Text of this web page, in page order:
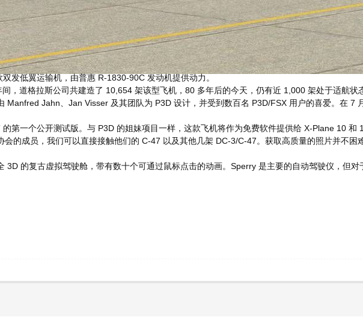
发低翼运输机，由普惠 R-1830-90C 发动机提供动力。
，道格拉斯公司共建造了 10,654 架该型飞机，80 多年后的今天，仍有近 1,000 架处于适航状
Manfred Jahn、Jan Visser 及其团队为 P3D 设计，并受到数百名 P3D/FSX 用户的喜爱。在 7
第一个公开测试版。与 P3D 的姐妹项目一样，这款飞机将作为免费软件提供给 X-Plane 10 和
会的成员，我们可以直接接触他们的 C-47 以及其他几架 DC-3/C-47。获取高质量的照片并不
3D 的复古虚拟驾驶舱，带有数十个可通过鼠标点击的动画。Sperry 是主要的自动驾驶仪，但对